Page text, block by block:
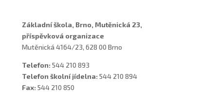
Základní škola, Brno, Mutěnická 23,
příspěvková organizace
Mutěnická 4164/23, 628 00 Brno
Telefon: 544 210 893
Telefon školní jídelna: 544 210 894
Fax: 544 210 850